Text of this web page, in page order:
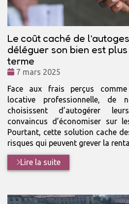
Le coût caché de
déléguer son bien est
terme
Date
7 mars 2025
Face aux frais perçus comme
locative professionnelle, de
choisissent d’autogérer
convaincus d’économiser sur
Pourtant, cette solution cache
risques qui peuvent grever la
Lire la suite